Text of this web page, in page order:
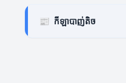
📰 កីឡាបាញ់តិច